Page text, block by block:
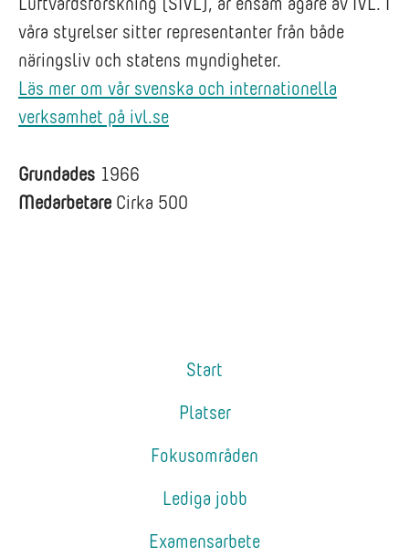
våra styrelser sitter representanter från både
näringsliv och statens myndigheter.
Läs mer om vår svenska och internationella
verksamhet på ivl.se
Grundades 1966
Medarbetare Cirka 500
Start
Platser
Fokusområden
Lediga jobb
Examensarbete